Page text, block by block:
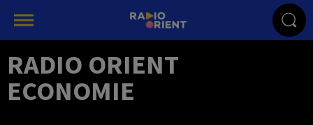
RADIO ORIENT
ECONOMIE